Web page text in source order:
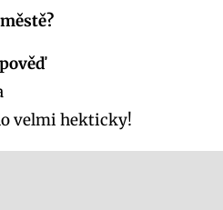
velmi hekticky!